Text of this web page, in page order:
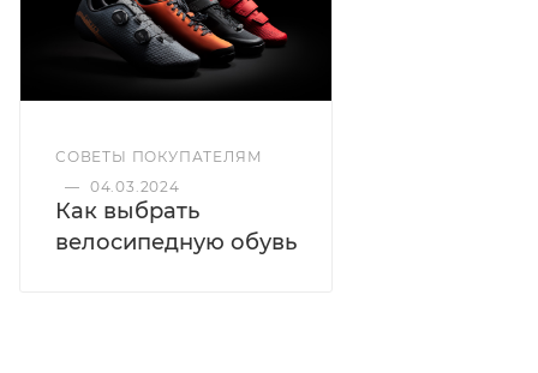
СОВЕТЫ ПОКУПАТЕЛЯМ
— 04.03.2024
Как выбрать
велосипедную обувь